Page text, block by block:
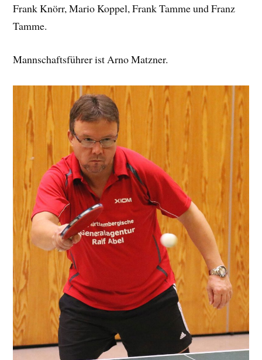
Frank Knörr, Mario Koppel, Frank Tamme und Franz
Tamme.
Mannschaftsführer ist Arno Matzner.